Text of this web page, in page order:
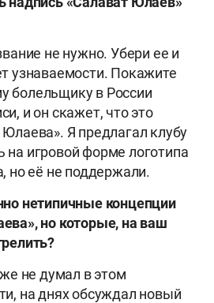
не нужно. Убери ее и
узнаваемости. Покажите
болельщику в России
и он скажет, что это
Я предлагал клубу
на игровой форме логотипа
но её не поддержали.
нетипичные концепции
но которые, на ваш
не думал в этом
на днях обсуждал новый